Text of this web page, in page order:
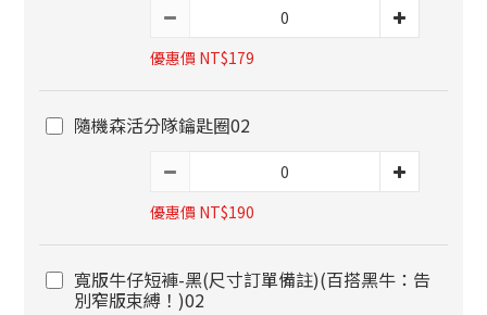
優惠價 NT$179
隨機森活分隊鑰匙圈02
優惠價 NT$190
寬版牛仔短褲-黑(尺寸訂單備註)(百搭黑牛：告
別窄版束縛！)02